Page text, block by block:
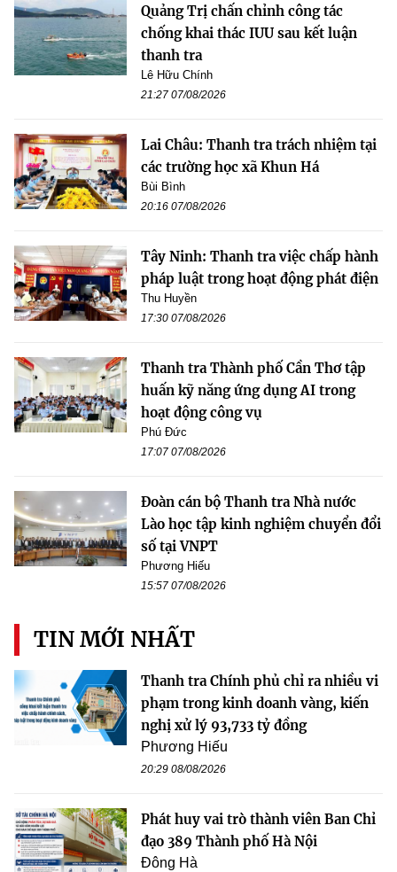
Quảng Trị chấn chỉnh công tác
chống khai thác IUU sau kết luận
thanh tra
Lê Hữu Chính
21:27 07/08/2026
Lai Châu: Thanh tra trách nhiệm tại
các trường học xã Khun Há
Bùi Bình
20:16 07/08/2026
Tây Ninh: Thanh tra việc chấp hành
pháp luật trong hoạt động phát điện
Thu Huyền
17:30 07/08/2026
Thanh tra Thành phố Cần Thơ tập
huấn kỹ năng ứng dụng AI trong
hoạt động công vụ
Phú Đức
17:07 07/08/2026
Đoàn cán bộ Thanh tra Nhà nước
Lào học tập kinh nghiệm chuyển đổi
số tại VNPT
Phương Hiếu
15:57 07/08/2026
TIN MỚI NHẤT
Thanh tra Chính phủ chỉ ra nhiều vi
phạm trong kinh doanh vàng, kiến
nghị xử lý 93,733 tỷ đồng
Phương Hiếu
20:29 08/08/2026
Phát huy vai trò thành viên Ban Chỉ
đạo 389 Thành phố Hà Nội
Đông Hà